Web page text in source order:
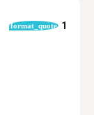
format_quote 1